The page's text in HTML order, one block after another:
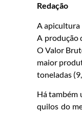
Redação
A apicultura
A produção
O Valor
maior
toneladas
Há também
quilos do